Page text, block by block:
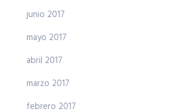
junio 2017
mayo 2017
abril 2017
marzo 2017
febrero 2017